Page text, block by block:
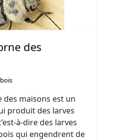
des
des maisons est un
produit des larves
à-dire des larves
qui engendrent de